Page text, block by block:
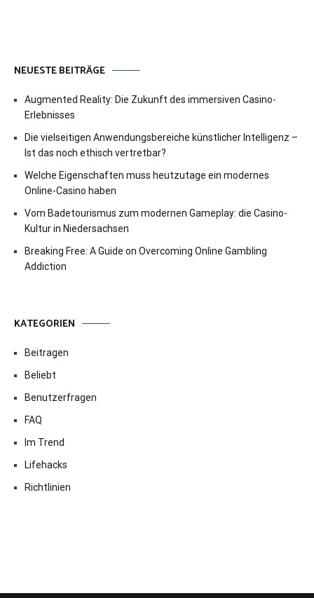
NEUESTE BEITRÄGE
Augmented Reality: Die Zukunft des immersiven Casino-
Erlebnisses
Die vielseitigen Anwendungsbereiche künstlicher Intelligenz –
Ist das noch ethisch vertretbar?
Welche Eigenschaften muss heutzutage ein modernes
Online-Casino haben
Vom Badetourismus zum modernen Gameplay: die Casino-
Kultur in Niedersachsen
Breaking Free: A Guide on Overcoming Online Gambling
Addiction
KATEGORIEN
Beitragen
Beliebt
Benutzerfragen
FAQ
Im Trend
Lifehacks
Richtlinien